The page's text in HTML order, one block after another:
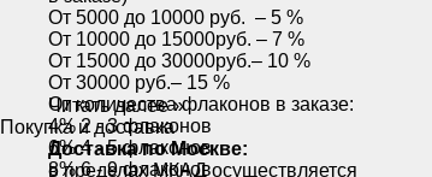
От 5000 до 10000 руб. – 5 %
От 10000 до 15000руб. – 7 %
От 15000 до 30000руб.– 10 %
От 30000 руб.– 15 %
От количества флаконов в заказе:
4% 2 - 3 флаконов
6% 4 - 5 флаконов
8% 6 - 9 флаконов
Читать далее »
Покупка и доставка
Доставка по Москве:
в пределах МКАД осуществляется